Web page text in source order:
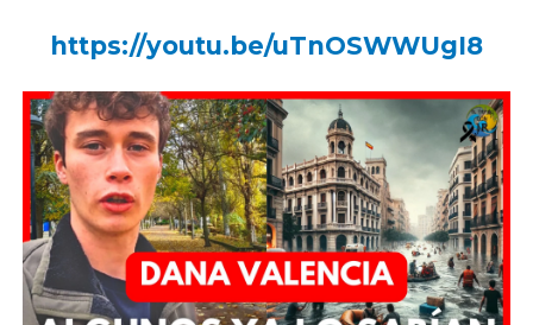
https://youtu.be/uTnOSWWUgI8